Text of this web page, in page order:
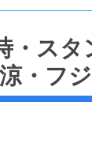
・スタ
・フ